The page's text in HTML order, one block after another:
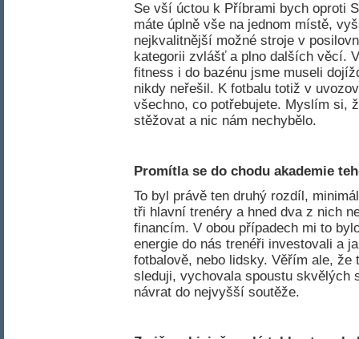
Se vší úctou k Příbrami bych oproti
máte úplně vše na jednom místě,
nejkvalitnější možné stroje v
kategorii zvlášť a plno dalších věcí.
fitness i do bazénu jsme museli
nikdy neřešil. K fotbalu totiž v
všechno, co potřebujete. Myslím si,
stěžovat a nic nám nechybělo.
Promítla se do chodu akademie
To byl právě ten druhý rozdíl,
tři hlavní trenéry a hned dva z nich
financím. V obou případech mi to
energie do nás trenéři investovali a
fotbalově, nebo lidsky. Věřím ale,
sleduji, vychovala spoustu skvělých
návrat do nejvyšší soutěže.